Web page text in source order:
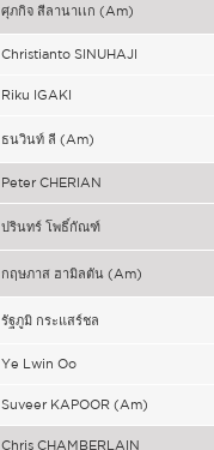
ศุภกิจ สีลานาเเก (Am)
Christianto SINUHAJI
Riku IGAKI
ธนวินท์ ลี (Am)
Peter CHERIAN
ปรินทร์ โพธิ์กัณฑ์
กฤษภาส ฮามิลตัน (Am)
รัฐภูมิ กระแสร์ชล
Ye Lwin Oo
Suveer KAPOOR (Am)
Chris CHAMBERLAIN